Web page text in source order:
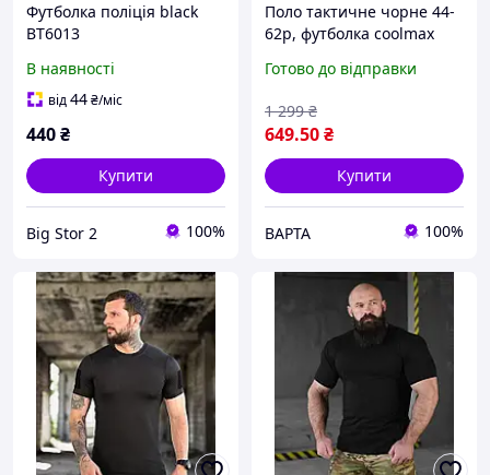
Футболка поліція black
ВТ6013
В наявності
від44₴/міс
440₴
Купити
Big Stor 2 100%
Поло тактичне чорне 44-
62р, футболка coolmax
поло поліція чорного
Готово до відправки
649.50₴
1 299 ₴
Купити
ВАРТА 100%